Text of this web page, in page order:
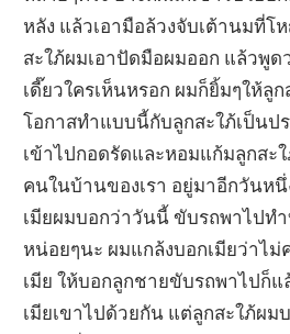
หลัง แล้วเอามือล้วงจับเต้านมที่โ
สะใภ้ผมเอาปัดมือผมออก แล้วพูด
เดี๊ยวใครเห็นหรอก ผมก็ยิ้มๆให้ลู
โอกาสทำแบบนี้กับลูกสะใภ้เป็นป
เข้าไปกอดรัดและหอมแก้มลูกสะ
คนในบ้านของเรา อยู่มาอีกวันห
เมียผมบอกว่าวันนี้ ขับรถพาไปท
หน่อยๆนะ ผมแกล้งบอกเมียว่าไม่
เมีย ให้บอกลูกชายขับรถพาไปก็
เมียเขาไปด้วยกัน แต่ลูกสะใภ้ผม